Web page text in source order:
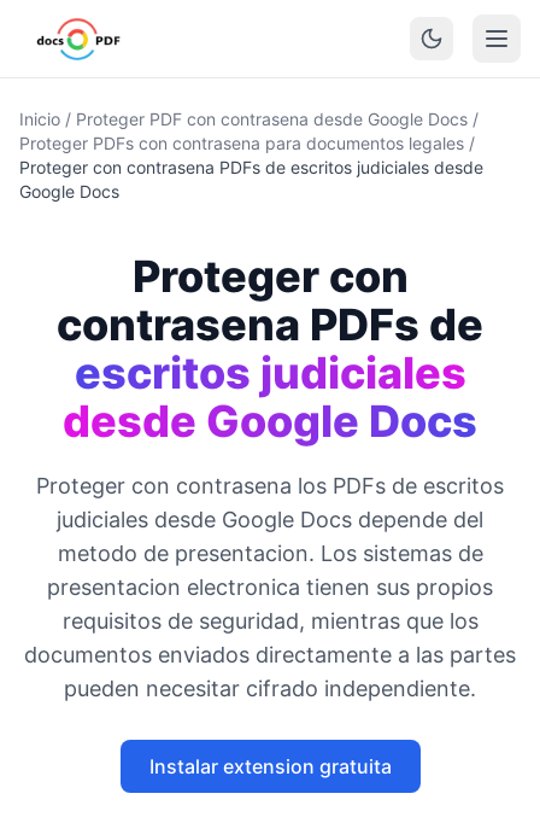
Inicio / Proteger PDF con contrasena desde Google Docs /
Proteger PDFs con contrasena para documentos legales /
Proteger con contrasena PDFs de escritos judiciales desde
Google Docs
Proteger con
contrasena PDFs de
escritos judiciales
desde Google Docs
Proteger con contrasena los PDFs de escritos
judiciales desde Google Docs depende del
metodo de presentacion. Los sistemas de
presentacion electronica tienen sus propios
requisitos de seguridad, mientras que los
documentos enviados directamente a las partes
pueden necesitar cifrado independiente.
Instalar extension gratuita